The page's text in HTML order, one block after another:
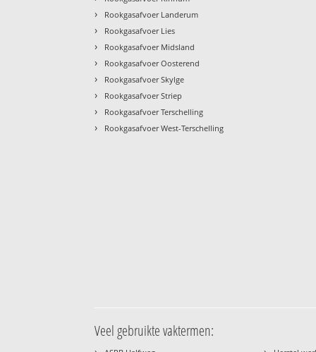
› Rookgasafvoer Landerum
› Rookgasafvoer Lies
› Rookgasafvoer Midsland
› Rookgasafvoer Oosterend
› Rookgasafvoer Skylge
› Rookgasafvoer Striep
› Rookgasafvoer Terschelling
› Rookgasafvoer West-Terschelling
Veel gebruikte vaktermen: